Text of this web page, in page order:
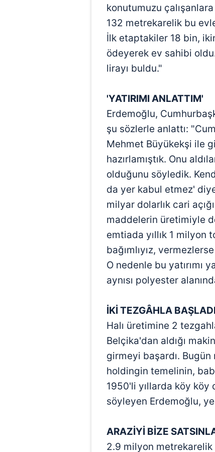
mevzuata uygun olarak
konutumuzu
132 metrekarelik bu
İlk etaptakiler 18 bin,
ödeyerek ev sahibi
lirayı buldu."
'YATIRIMI ANLATTIM'
Erdemoğlu,
şu sözlerle anlattı:
Mehmet Büyükekşi ile
hazırlamıştık. Onu
olduğunu söyledik.
da yer kabul etmez'
milyar dolarlık cari
maddelerin üretimiyle
emtiada yıllık 1 milyon
bağımlıyız,
O nedenle bu yatırımı
aynısı polyester
İKİ TEZGÂHLA
Halı üretimine 2
Belçika'dan aldığı
girmeyi başardı. Bugün
holdingin temelinin,
1950'li yıllarda köy köy
söyleyen Erdemoğlu,
ARAZİYİ BİZE
2.9 milyon metrekarelik